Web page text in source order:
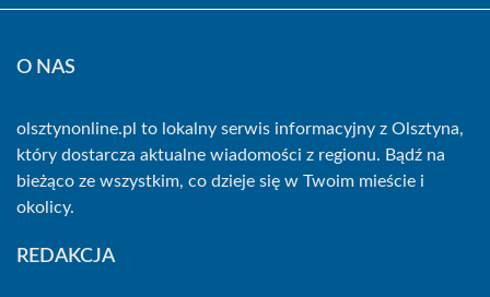
O NAS
olsztynonline.pl to lokalny serwis informacyjny z Olsztyna,
który dostarcza aktualne wiadomości z regionu. Bądź na
bieżąco ze wszystkim, co dzieje się w Twoim mieście i
okolicy.
REDAKCJA